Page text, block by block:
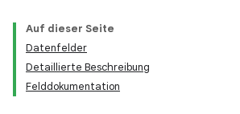
Auf dieser Seite
Datenfelder
Detaillierte Beschreibung
Felddokumentation